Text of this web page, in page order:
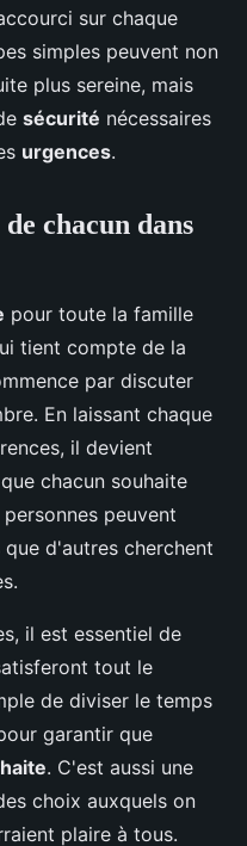
sur chaque
simples peuvent non
plus sereine, mais
sécurité nécessaires
urgences.
chacun dans
pour toute la famille
tient compte de la
par discuter
En laissant chaque
il devient
chacun souhaite
peuvent
d'autres cherchent
il est essentiel de
tout le
de diviser le temps
garantir que
. C'est aussi une
choix auxquels on
plaire à tous.